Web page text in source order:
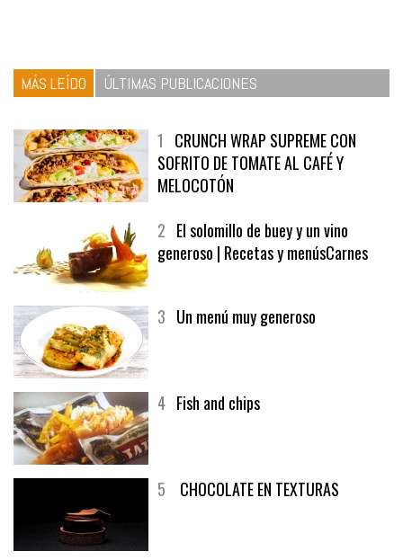
MÁS LEÍDO ÚLTIMAS PUBLICACIONES
1 CRUNCH WRAP SUPREME CON
SOFRITO DE TOMATE AL CAFÉ Y
MELOCOTÓN
2 El solomillo de buey y un vino
generoso | Recetas y menúsCarnes
3 Un menú muy generoso
4 Fish and chips
5 CHOCOLATE EN TEXTURAS